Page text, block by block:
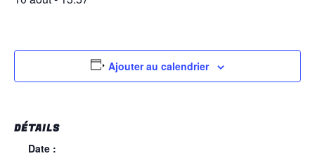
Ajouter au calendrier
DÉTAILS
Date :